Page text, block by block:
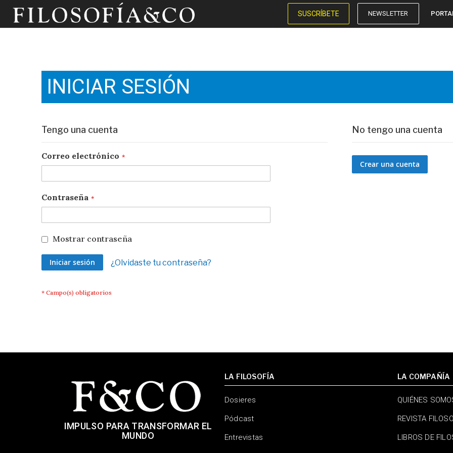
SUSCRÍBETE NEWSLETTER
INICIAR SESIÓN
Tengo una cuenta
Correo electrónico
Contraseña
Mostrar contraseña
Iniciar sesión ¿Olvidaste tu contraseña?
No tengo una cuenta
Crear una cuenta
IMPULSO PARA TRANSFORMAR EL
MUNDO
LA FILOSOFÍA
Dosieres
Pódcast
Entrevistas
LA COMPAÑÍA
QUIÉNES
REVISTA
LIBROS DE